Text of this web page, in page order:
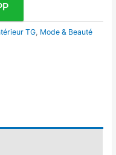
TG Mode & Beauté